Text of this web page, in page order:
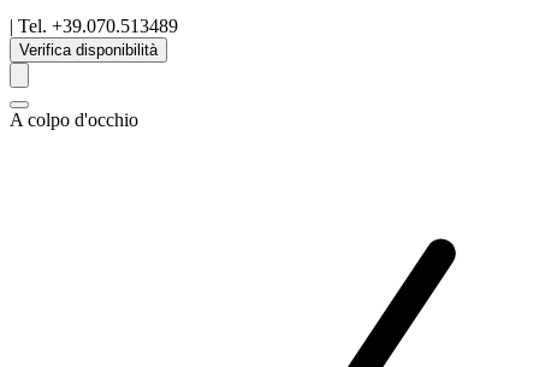
| Tel. +39.070.513489
Verifica disponibilità
A colpo d'occhio